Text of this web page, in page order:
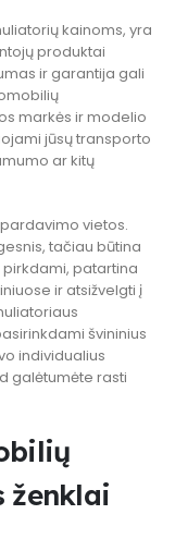
kainoms, yra
produktai
ir garantija gali
markės ir modelio
jūsų transporto
ar kitų
vietos.
tačiau būtina
pirkdami, patartina
ir atsižvelgti į
švininius
individualius
galėtumėte rasti
ženklai